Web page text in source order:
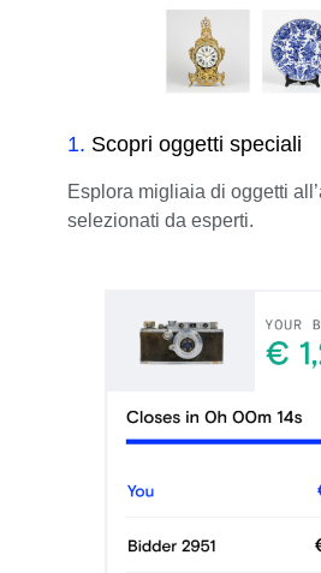
1. Scopri oggetti speciali
Esplora migliaia di oggetti
selezionati da esperti.